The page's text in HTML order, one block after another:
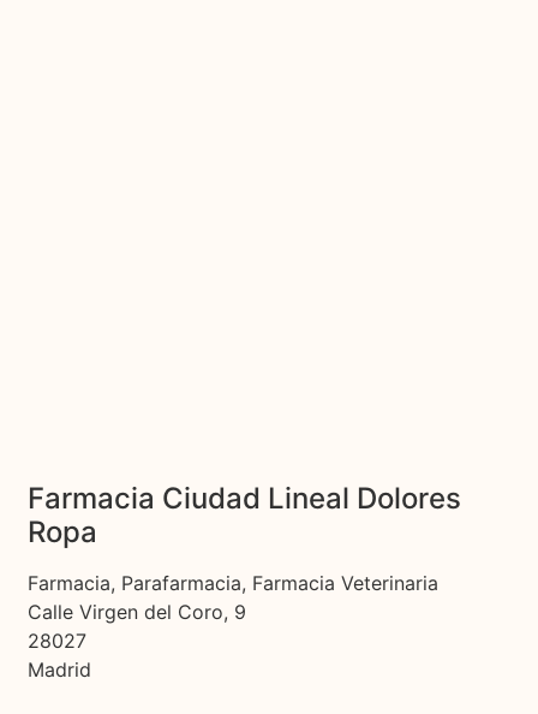
Farmacia Ciudad Lineal Dolores
Ropa
Farmacia, Parafarmacia, Farmacia Veterinaria
Calle Virgen del Coro, 9
28027
Madrid